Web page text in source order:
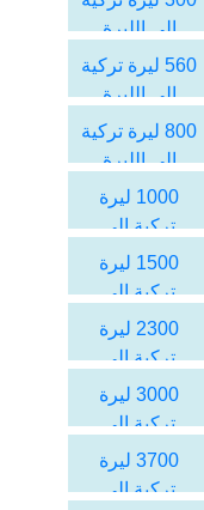
الى الليرة
السورية
560 ليرة تركية
الى الليرة
السورية
800 ليرة تركية
الى الليرة
السورية1000 ليرة
تركية الى
الليرة السورية
1500 ليرة
تركية الى
الليرة السورية
2300 ليرة
تركية الى
الليرة السورية
3000 ليرة
تركية الى
الليرة السورية
3700 ليرة
تركية الى